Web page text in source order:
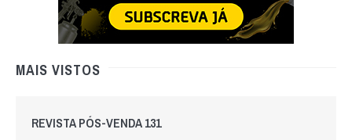
MAIS VISTOS
REVISTA PÓS-VENDA 131